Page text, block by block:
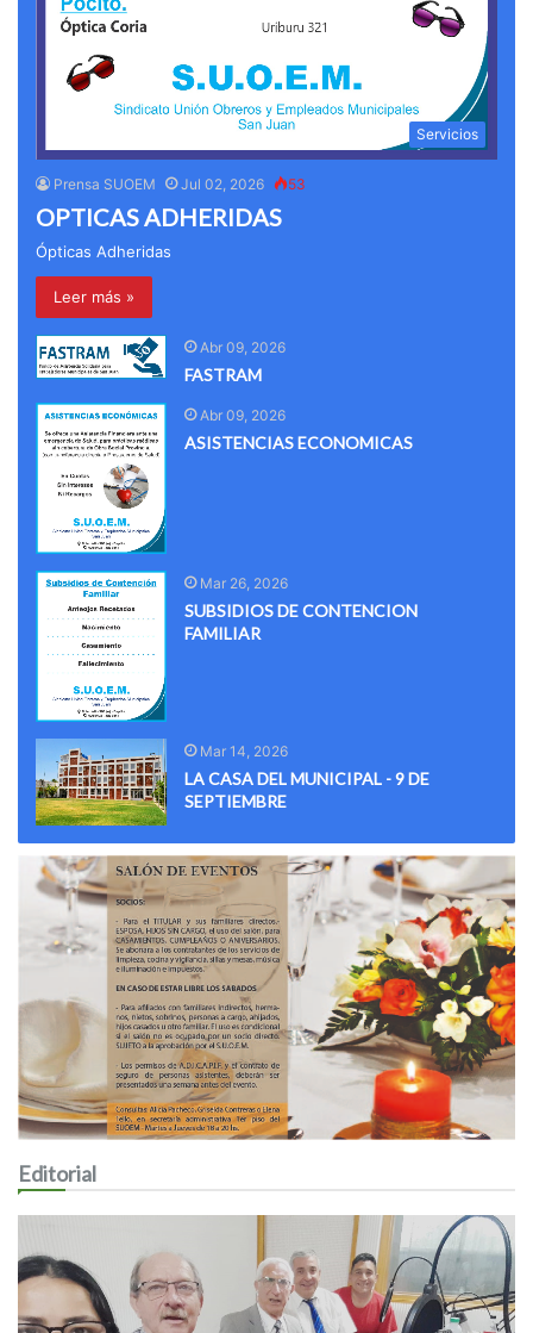
Servicios
Prensa SUOEM Jul 02, 2026 53
OPTICAS ADHERIDAS
Ópticas Adheridas
Leer más »
Abr 09, 2026
FASTRAM
Abr 09, 2026
ASISTENCIAS ECONOMICAS
Mar 26, 2026
SUBSIDIOS DE CONTENCION
FAMILIAR
Mar 14, 2026
LA CASA DEL MUNICIPAL - 9 DE
SEPTIEMBRE
Editorial